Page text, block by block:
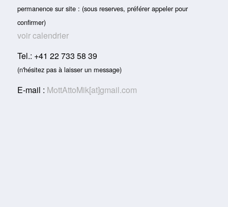
permanence sur site : (sous reserves, préférer appeler pour
confirmer)
voir calendrier
Tel.: +41 22 733 58 39
(n'hésitez pas à laisser un message)
E-mail : MottAttoMik[at]gmail.com